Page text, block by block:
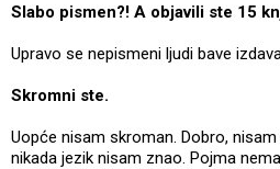
Slabo pismen?! A objavili ste 15
Upravo se nepismeni ljudi bave
Skromni ste.
Uopće nisam skroman. Dobro,
nikada jezik nisam znao. Pojma